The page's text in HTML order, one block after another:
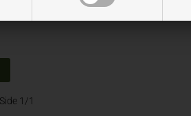
Side 1/1